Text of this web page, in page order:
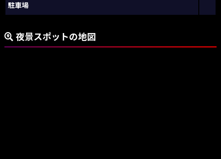
駐車場
夜景スポットの地図